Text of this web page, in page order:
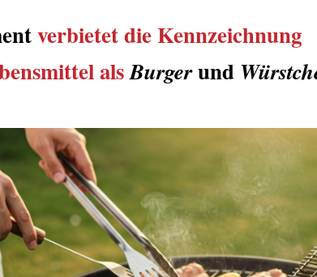
verbietetdie Kennzeichnung
alsBurgerund